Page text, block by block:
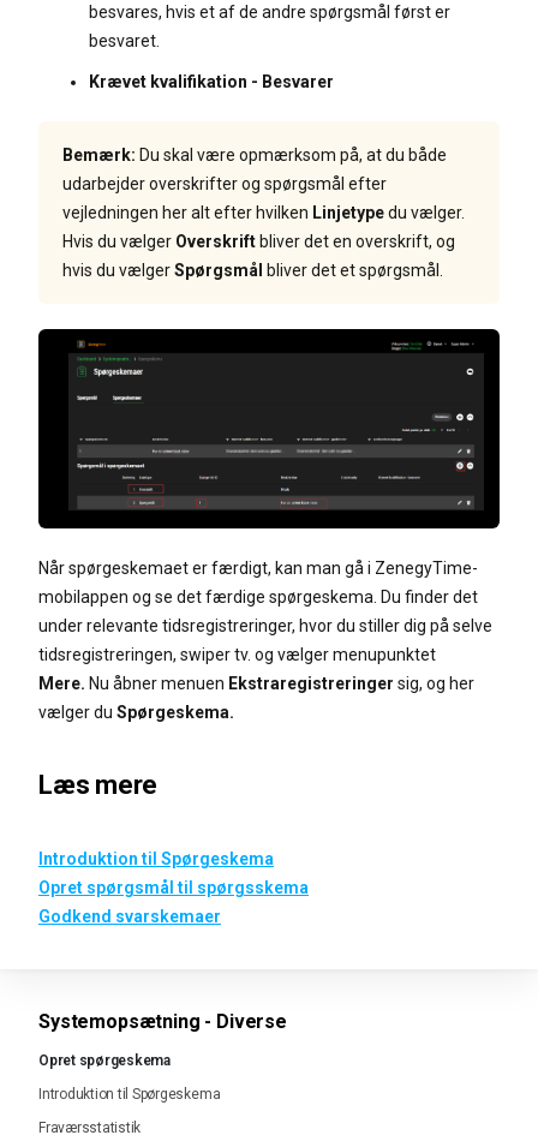
besvares, hvis et af de andre spørgsmål først er
besvaret.
Krævet kvalifikation - Besvarer
Bemærk: Du skal være opmærksom på, at du både
udarbejder overskrifter og spørgsmål efter
vejledningen her alt efter hvilken Linjetypedu vælger.
Hvis du vælger Overskrift bliver det en overskrift, og
hvis du vælgerSpørgsmål bliver det et spørgsmål.
Når spørgeskemaet er færdigt, kan man gå i ZenegyTime-
mobilappen og se det færdige spørgeskema. Du finder det
under relevante tidsregistreringer, hvor du stiller dig på selve
tidsregistreringen, swiper tv. og vælger menupunktet
Mere. Nu åbner menuen Ekstraregistreringer sig, og her
vælger du Spørgeskema.
Læs mere
Introduktion til Spørgeskema
Opret spørgsmål til spørgsskema
Godkend svarskemaer
Systemopsætning - Diverse
Opret spørgeskema
Introduktion til Spørgeskema
Fraværsstatistik